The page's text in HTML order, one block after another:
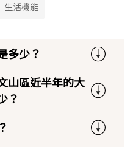
生活機能
多少？
山區近半年的大
？